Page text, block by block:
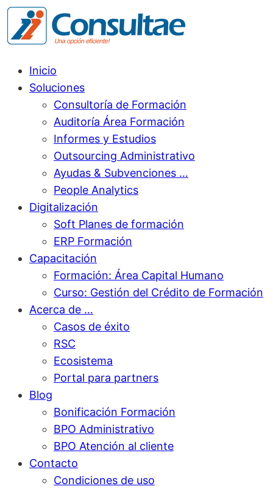
Inicio
Soluciones
Consultoría de Formación
Auditoría Área Formación
Informes y Estudios
Outsourcing Administrativo
Ayudas & Subvenciones …
People Analytics
Digitalización
Soft Planes de formación
ERP Formación
Capacitación
Formación: Área Capital Humano
Curso: Gestión del Crédito de Formación
Acerca de …
Casos de éxito
RSC
Ecosistema
Portal para partners
Blog
Bonificación Formación
BPO Administrativo
BPO Atención al cliente
Contacto
Condiciones de uso